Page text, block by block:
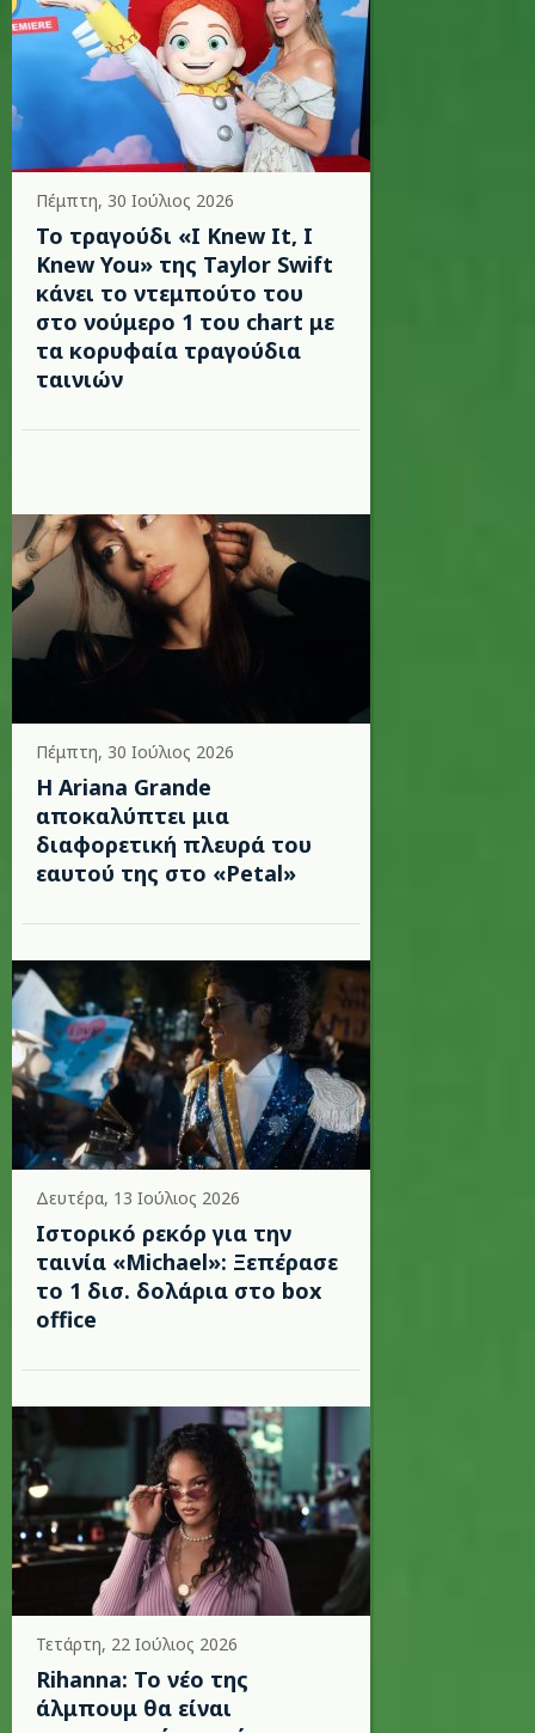
Πέμπτη, 30 Ιούλιος 2026
Το τραγούδι «I Knew It, I
Knew You» της Taylor Swift
κάνει το ντεμπούτο του
στο νούμερο 1 του chart με
τα κορυφαία τραγούδια
ταινιών
Πέμπτη, 30 Ιούλιος 2026
Η Ariana Grande
αποκαλύπτει μια
διαφορετική πλευρά του
εαυτού της στο «Petal»
Δευτέρα, 13 Ιούλιος 2026
Ιστορικό ρεκόρ για την
ταινία «Michael»: Ξεπέρασε
το 1 δισ. δολάρια στο box
office
Τετάρτη, 22 Ιούλιος 2026
Rihanna: Το νέο της
άλμπουμ θα είναι